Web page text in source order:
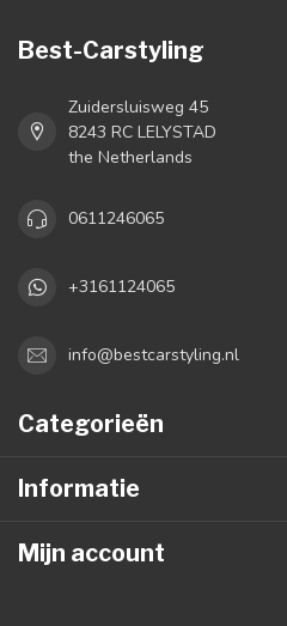
Best-Carstyling
Zuidersluisweg 45
8243 RC LELYSTAD
the Netherlands
0611246065
+3161124065
info@bestcarstyling.nl
Categorieën
Informatie
Mijn account